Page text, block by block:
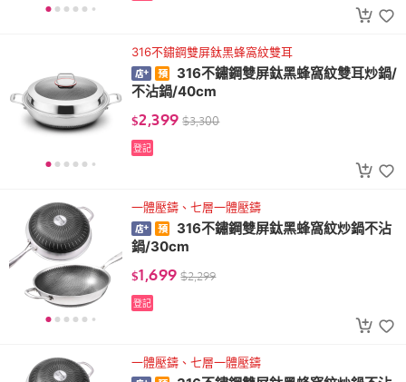
316不鏽鋼雙屏鈦黑蜂窩紋雙耳
316不鏽鋼雙屏鈦黑蜂窩紋雙耳炒鍋/
不沾鍋/40cm
$2,399 $3,300
登記
一體壓鑄、七層一體壓鑄
316不鏽鋼雙屏鈦黑蜂窩紋炒鍋不沾
鍋/30cm
$1,699 $2,299
登記
一體壓鑄、七層一體壓鑄